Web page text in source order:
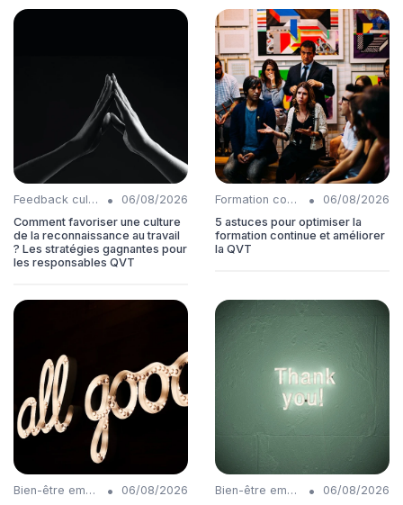
Feedback culture •
06/08/2026
Comment favoriser une culture
de la reconnaissance au travail
? Les stratégies gagnantes pour
les responsables QVT
Formation continue •
06/08/2026
5 astuces pour optimiser la
formation continue et améliorer
la QVT
Bien-être employés •
06/08/2026
Bien-être employés •
06/08/2026